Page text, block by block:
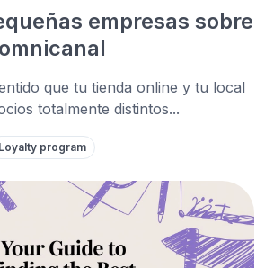
empresas sobre
que tu tienda online y tu local
totalmente distintos...
Loyalty program